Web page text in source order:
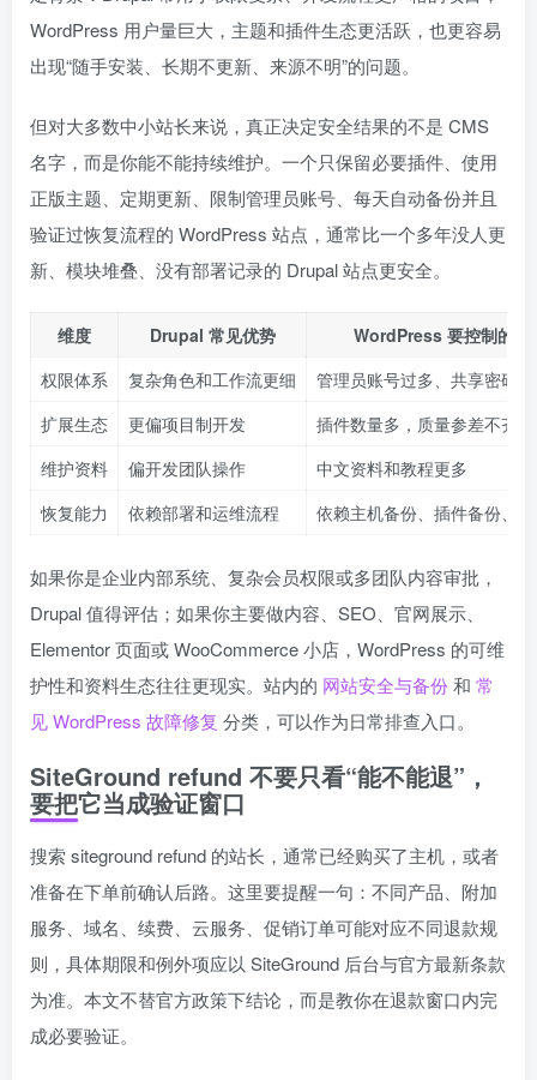
WordPress 用户量巨大，主题和插件生态更活跃，也更容易
出现“随手安装、长期不更新、来源不明”的问题。
但对大多数中小站长来说，真正决定安全结果的不是 CMS
名字，而是你能不能持续维护。一个只保留必要插件、使用
正版主题、定期更新、限制管理员账号、每天自动备份并且
验证过恢复流程的 WordPress 站点，通常比一个多年没人更
新、模块堆叠、没有部署记录的 Drupal 站点更安全。
维度 Drupal 常见优势
WordPress 要控制的风
权限体系
复杂角色和工作流更细
管理员账号过多、共享密码
扩展生态
更偏项目制开发
插件数量多，质量参差不齐
维护资料
偏开发团队操作
中文资料和教程更多
恢复能力
依赖部署和运维流程 依赖主机备份、插件备份、
如果你是企业内部系统、复杂会员权限或多团队内容审批，
Drupal 值得评估；如果你主要做内容、SEO、官网展示、
Elementor 页面或 WooCommerce 小店，WordPress 的可维
护性和资料生态往往更现实。站内的 网站安全与备份和 常
见 WordPress 故障修复 分类，可以作为日常排查入口。
SiteGround refund 不要只看“能不能退”，
要把它当成验证窗口
搜索 siteground refund 的站长，通常已经购买了主机，或者
准备在下单前确认后路。这里要提醒一句：不同产品、附加
服务、域名、续费、云服务、促销订单可能对应不同退款规
则，具体期限和例外项应以 SiteGround 后台与官方最新条款
为准。本文不替官方政策下结论，而是教你在退款窗口内完
成必要验证。